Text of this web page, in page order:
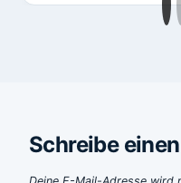
Schreibe